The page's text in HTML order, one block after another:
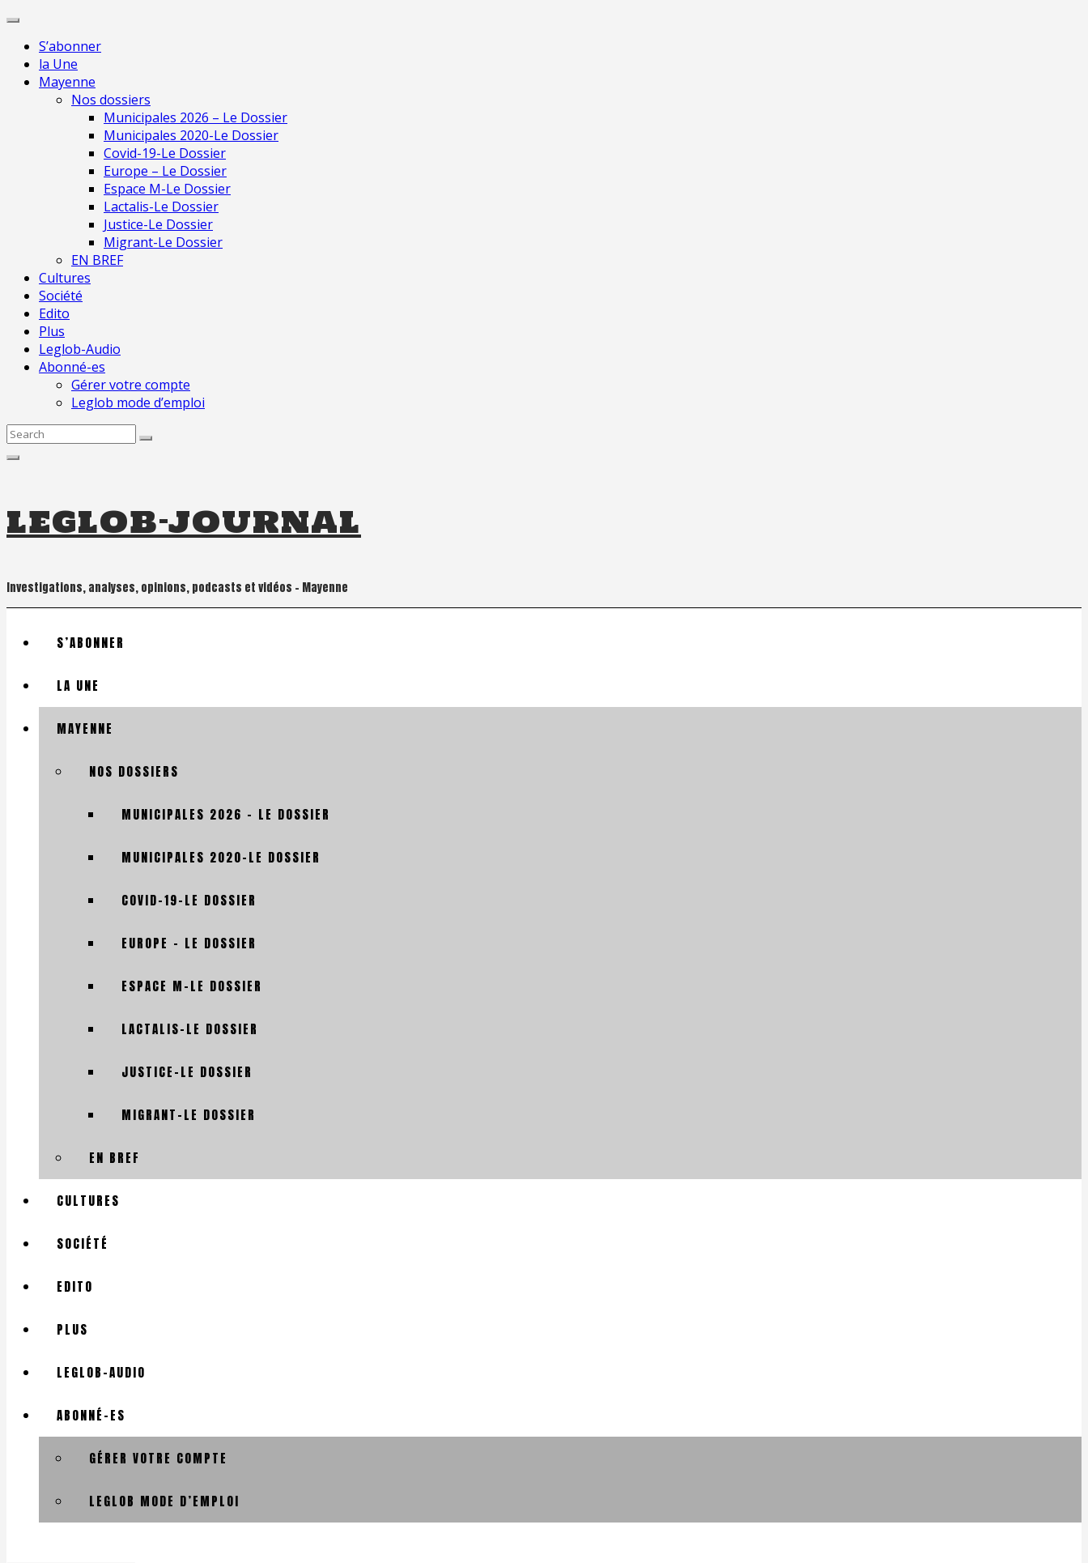
Skip
contentS’abonner
la Une
Mayenne
Nos dossiers
Municipales 2026 – Le Dossier
Municipales 2020-Le Dossier
Covid-19-Le Dossier
Europe – Le Dossier
Espace M-Le Dossier
Lactalis-Le Dossier
Justice-Le Dossier
Migrant-Le Dossier
EN BREF
Cultures
Société
Edito
Plus
Leglob-Audio
Abonné-es
Gérer votre compte
Leglob mode d’emploi
Search
leglob-journal
Investigations, analyses, opinions, podcasts et vidéos – Mayenne
S’ABONNER
LA UNE
MAYENNE
NOS DOSSIERS
MUNICIPALES 2026 – LE DOSSIER
MUNICIPALES 2020-LE DOSSIER
COVID-19-LE DOSSIER
EUROPE – LE DOSSIER
ESPACE M-LE DOSSIER
LACTALIS-LE DOSSIER
JUSTICE-LE DOSSIER
MIGRANT-LE DOSSIER
EN BREF
CULTURES
SOCIÉTÉ
EDITO
PLUS
LEGLOB-AUDIO
ABONNÉ-ES
GÉRER VOTRE COMPTE
LEGLOB MODE D’EMPLOI